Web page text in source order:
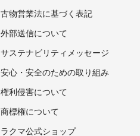
古物営業法に基づく表記
外部送信について
サステナビリティメッセージ
安心・安全のための取り組み
権利侵害について
商標権について
ラクマ公式ショップ